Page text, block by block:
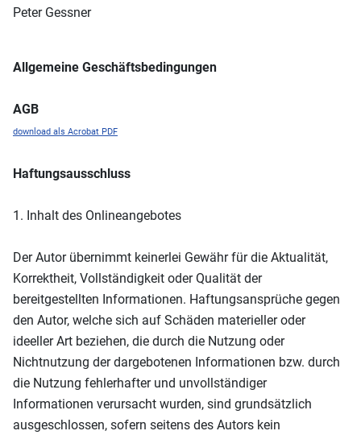
Peter Gessner
Allgemeine Geschäftsbedingungen
AGB
download als Acrobat PDF
Haftungsausschluss
1. Inhalt des Onlineangebotes
Der Autor übernimmt keinerlei Gewähr für die Aktualität,
Korrektheit, Vollständigkeit oder Qualität der
bereitgestellten Informationen. Haftungsansprüche gegen
den Autor, welche sich auf Schäden materieller oder
ideeller Art beziehen, die durch die Nutzung oder
Nichtnutzung der dargebotenen Informationen bzw. durch
die Nutzung fehlerhafter und unvollständiger
Informationen verursacht wurden, sind grundsätzlich
ausgeschlossen, sofern seitens des Autors kein